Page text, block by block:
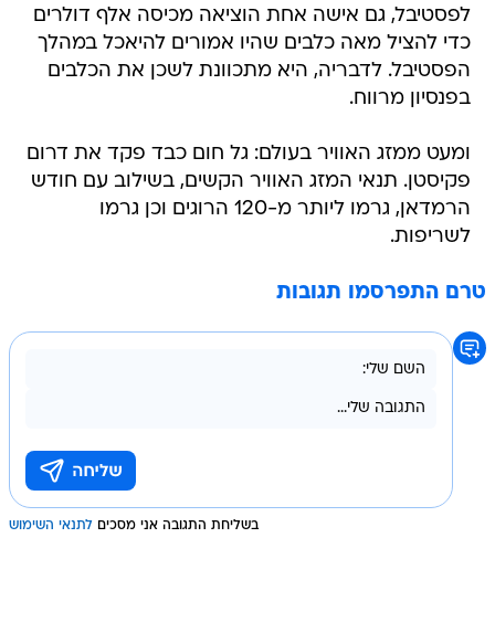
לפסטיבל, גם אישה אחת הוציאה מכיסה אלף דולרים
כדי להציל מאה כלבים שהיו אמורים להיאכל במהלך
הפסטיבל. לדבריה, היא מתכוונת לשכן את הכלבים
בפנסיון מרווח.
ומעט ממזג האוויר בעולם: גל חום כבד פקד את דרום
פקיסטן. תנאי המזג האוויר הקשים, בשילוב עם חודש
הרמדאן, גרמו ליותר מ-120 הרוגים וכן גרמו
לשריפות.
טרם התפרסמו תגובות
בשליחת התגובה אני מסכים לתנאי השימוש